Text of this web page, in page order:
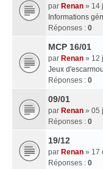
par Renan » 14
Informations
Réponses : 0
MCP 16/01
par Renan » 12
Jeux
Réponses : 0
09/01
par Renan » 05
Réponses : 0
19/12
par Renan » 17
Réponses : 0